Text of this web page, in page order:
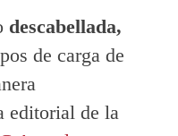
descabellada,
de carga de
editorial de la